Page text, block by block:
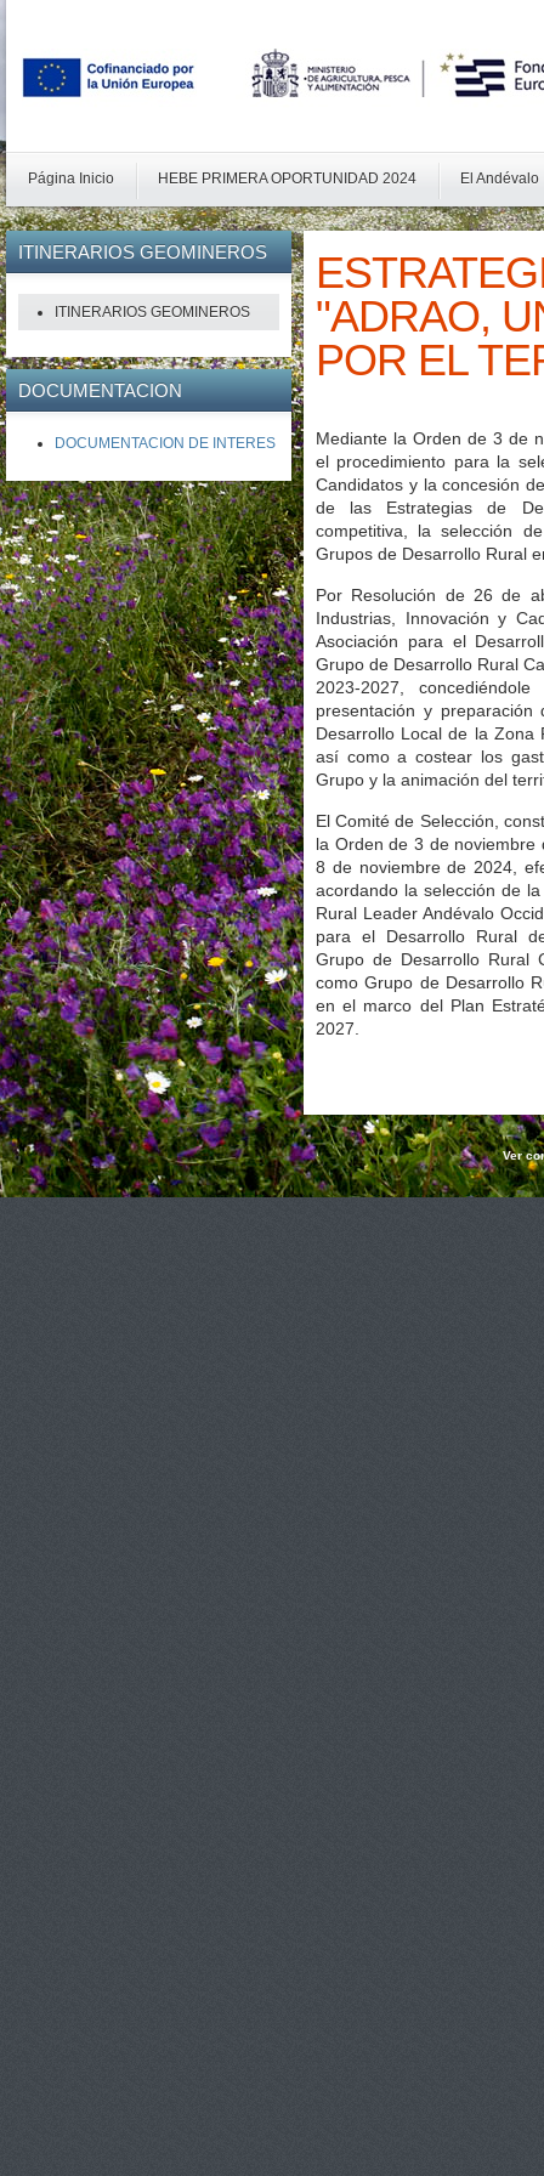
Página Inicio HEBE PRIMERA OPORTUNIDAD 2024 El Andévalo
"ADRAO,
POR EL
Mediante la Orden de 3 de
el procedimiento para la
Candidatos y la concesión
de las Estrategias de
competitiva, la selección
Grupos de Desarrollo Rural
Por Resolución de 26 de
Industrias, Innovación y
Asociación para el
Grupo de Desarrollo Rural
2023-2027,
presentación y
Desarrollo Local de la Zona
así como a costear los
Grupo y la animación del
El Comité de Selección,
la Orden de 3 de
8 de noviembre de 2024,
acordando la selección de
Rural Leader Andévalo
para el Desarrollo Rural
Grupo de Desarrollo Rural
como Grupo de Desarrollo
en el marco del Plan
2027.
ITINERARIOS GEOMINEROS
ITINERARIOS GEOMINEROS
DOCUMENTACION
DOCUMENTACION DE INTERES
Ver